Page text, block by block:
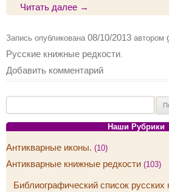
Читать далее →
Запись опубликована 08/10/2013 автором
Русские книжные редкости.
Добавить комментарий
Наши Рубрики
Антикварные иконы. (10)
Антикварные книжные редкости (103)
Библиографический список русских